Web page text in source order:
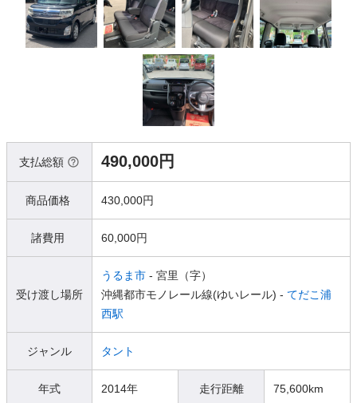
支払総額 490,000円
商品価格 430,000円
諸費用 60,000円
受け渡し場所
うるま市 - 宮里（字）
沖縄都市モノレール線(ゆいレール) - てだこ浦
西駅
ジャンル タント
年式 2014年 走行距離 75,600km